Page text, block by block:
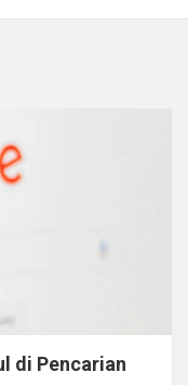
Cegah
Bangunan Liar dalam
Sabu di Bengkulu,
Digagalkan Polisi
di Pencarian